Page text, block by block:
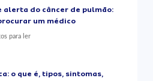
alerta do câncer de pulmão:
um médico
para ler
o que é, tipos, sintomas,